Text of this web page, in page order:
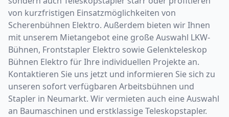
von kurzfristigen Einsatzmöglichkeiten von
Scherenbühnen Elektro. Außerdem bieten wir Ihnen
mit unserem Mietangebot eine große Auswahl LKW-
Bühnen, Frontstapler Elektro sowie Gelenkteleskop
Bühnen Elektro für Ihre individuellen Projekte an.
Kontaktieren Sie uns jetzt und informieren Sie sich zu
unseren sofort verfügbaren Arbeitsbühnen und
Stapler in Neumarkt. Wir vermieten auch eine Auswahl
an Baumaschinen und erstklassige Teleskopstapler.